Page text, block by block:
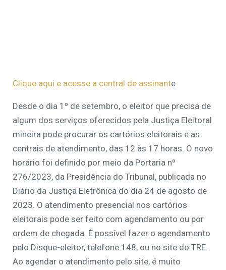
Clique aqui e acesse a central de assinante
Desde o dia 1º de setembro, o eleitor que precisa de
algum dos serviços oferecidos pela Justiça Eleitoral
mineira pode procurar os cartórios eleitorais e as
centrais de atendimento, das 12 às 17 horas. O novo
horário foi definido por meio da Portaria nº
276/2023, da Presidência do Tribunal, publicada no
Diário da Justiça Eletrônica do dia 24 de agosto de
2023. O atendimento presencial nos cartórios
eleitorais pode ser feito com agendamento ou por
ordem de chegada. É possível fazer o agendamento
pelo Disque-eleitor, telefone 148, ou no site do TRE.
Ao agendar o atendimento pelo site, é muito